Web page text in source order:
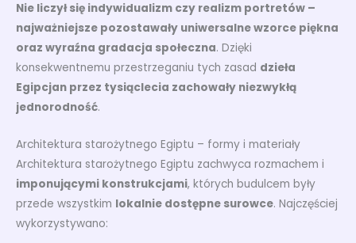
Nie liczył się indywidualizm czy realizm portretów –
najważniejsze pozostawały uniwersalne wzorce piękna
oraz wyraźna gradacja społeczna. Dzięki
konsekwentnemu przestrzeganiu tych zasad dzieła
Egipcjan przez tysiąclecia zachowały niezwykłą
jednorodność.
Architektura starożytnego Egiptu – formy i materiały
Architektura starożytnego Egiptu zachwyca rozmachem i
imponującymi konstrukcjami, których budulcem były
przede wszystkim lokalnie dostępne surowce. Najczęściej
wykorzystywano: